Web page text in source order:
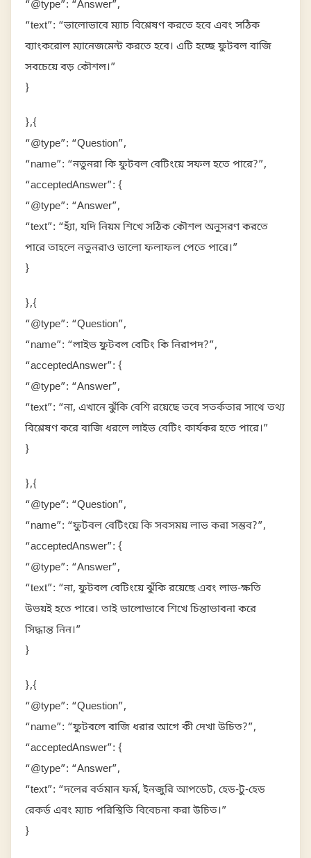
“@type”: “Answer”,
“text”: “ভালোভাবে ম্যাচ বিশ্লেষণ করতে হবে এবং সঠিক
ব্যাংকরোল ম্যানেজমেন্ট করতে হবে। এটি হচ্ছে ফুটবল বাজি
সবচেয়ে বড় কৌশল।”
}
},{
“@type”: “Question”,
“name”: “নতুনরা কি ফুটবল বেটিংয়ে সফল হতে পারে?”,
“acceptedAnswer”: {
“@type”: “Answer”,
“text”: “হ্যাঁ, যদি নিয়ম শিখে সঠিক কৌশল অনুসরণ করতে
পারে তাহলে নতুনরাও ভালো ফলাফল পেতে পারে।”
}
},{
“@type”: “Question”,
“name”: “লাইভ ফুটবল বেটিং কি নিরাপদ?”,
“acceptedAnswer”: {
“@type”: “Answer”,
“text”: “না, এখানে ঝুঁকি বেশি রয়েছে তবে সতর্কতার সাথে তথ্য
বিশ্লেষণ করে বাজি ধরলে লাইভ বেটিং কার্যকর হতে পারে।”
}
},{
“@type”: “Question”,
“name”: “ফুটবল বেটিংয়ে কি সবসময় লাভ করা সম্ভব?”,
“acceptedAnswer”: {
“@type”: “Answer”,
“text”: “না, ফুটবল বেটিংয়ে ঝুঁকি রয়েছে এবং লাভ-ক্ষতি
উভয়ই হতে পারে। তাই ভালোভাবে শিখে চিন্তাভাবনা করে
সিদ্ধান্ত নিন।”
}
},{
“@type”: “Question”,
“name”: “ফুটবলে বাজি ধরার আগে কী দেখা উচিত?”,
“acceptedAnswer”: {
“@type”: “Answer”,
“text”: “দলের বর্তমান ফর্ম, ইনজুরি আপডেট, হেড-টু-হেড
রেকর্ড এবং ম্যাচ পরিস্থিতি বিবেচনা করা উচিত।”
}